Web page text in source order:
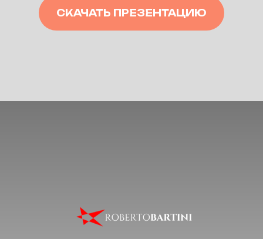
СКАЧАТЬ ПРЕЗЕНТАЦИЮ